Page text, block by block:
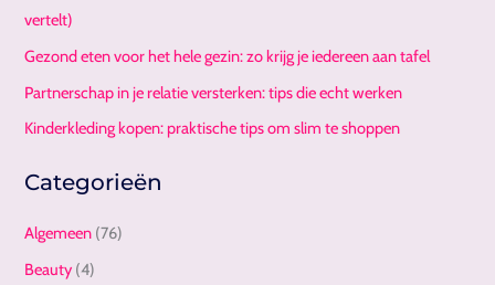
vertelt)
Gezond eten voor het hele gezin: zo krijg je iedereen aan tafel
Partnerschap in je relatie versterken: tips die echt werken
Kinderkleding kopen: praktische tips om slim te shoppen
Categorieën
Algemeen (76)
Beauty (4)